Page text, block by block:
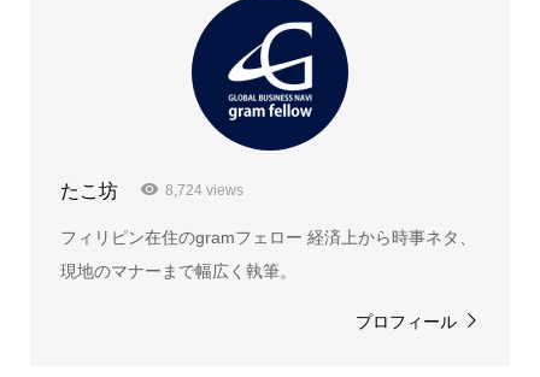
たこ坊 8,724 views
フィリピン在住のgramフェロー 経済上から時事ネタ、
現地のマナーまで幅広く執筆。
プロフィール